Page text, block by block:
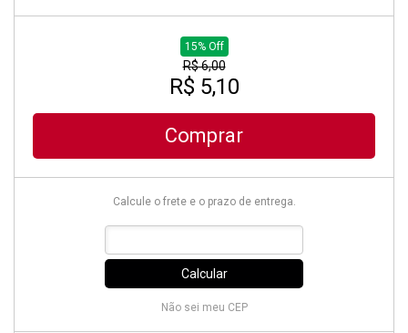
15% Off
R$ 6,00
R$ 5,10
Comprar
Calcule o frete e o prazo de entrega.
Calcular
Não sei meu CEP